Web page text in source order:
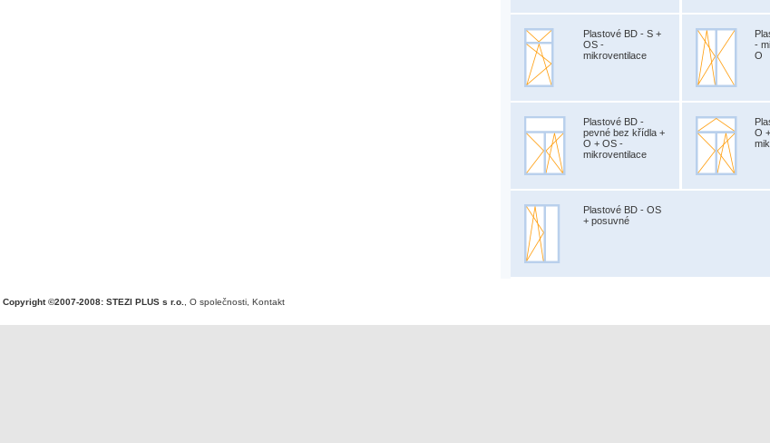
Plastové BD - S +
OS -
mikroventilace
-
O
Plastové BD -
pevné bez křídla +
O + OS -
mikroventilace
O
Plastové BD - OS
+ posuvné
Copyright ©2007-2008: STEZI PLUS s r.o. O společnosti Kontakt